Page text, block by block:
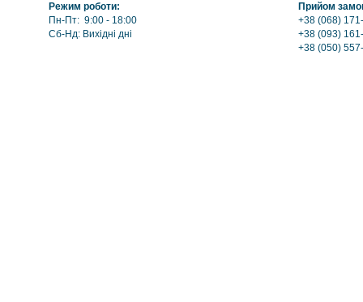
Режим роботи:
Пн-Пт: 9:00 - 18:00
Сб-Нд: Вихідні дні
Прийом
+38 (068)
+38 (093)
+38 (050)